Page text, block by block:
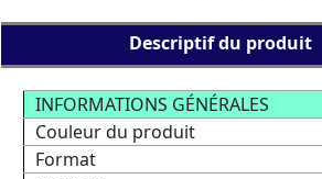
Descriptif du produit
INFORMATIONS GÉNÉRALES
Couleur du produit
Format